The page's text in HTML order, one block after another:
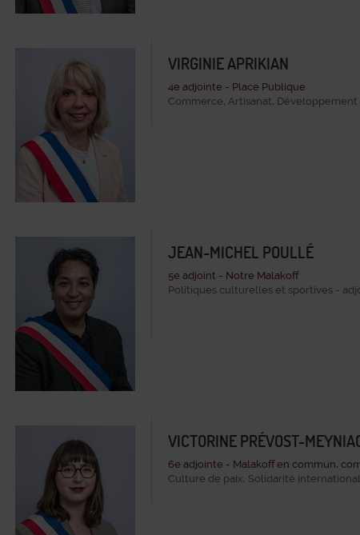
VIRGINIE APRIKIAN
4e adjointe - Place Publique
Commerce, Artisanat,
JEAN-MICHEL POULLÉ
5e adjoint - Notre Malakoff
Politiques culturelles et sportives -
VICTORINE PRÉVOST-
6e adjointe - Malakoff en commun,
Culture de paix, Solidarité